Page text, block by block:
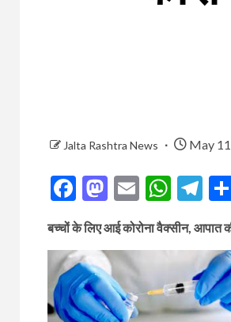
Jalta Rashtra News May
Facebook
Mastodon
Email
बच्चों के लिए आई कोरोना वैक्सीन, आपात